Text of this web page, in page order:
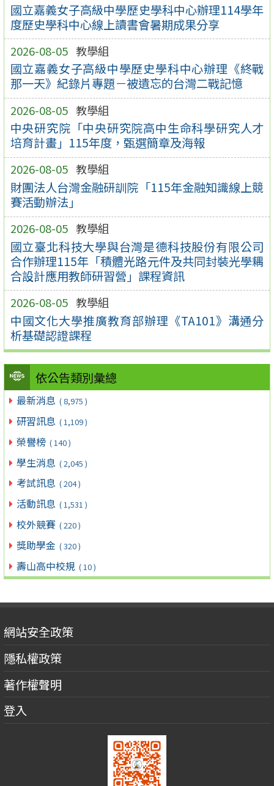
國立嘉義女子高級中學歷史學科中心辦理114學年
度歷史學科中心線上讀書會暑期成果分享
2026-08-05 教學組
國立嘉義女子高級中學歷史學科中心辦理《終戰
那一天》紀錄片專題－被遺忘的台灣二戰記憶
2026-08-05 教學組
中央研究院「中央研究院高中生命科學研究人才
培育計畫」115年度，甄選簡章及海報
2026-08-05 教學組
財團法人台灣金融研訓院「115年金融知識線上競
賽活動辦法」
2026-08-05 教學組
國立臺北科技大學與台灣是德科技股份有限公司
合作辦理115年「積體光路元件及共同封裝光學耦
合設計應用教師研習營」課程資訊
2026-08-05 教學組
中國文化大學推廣教育部辦理《TA101》溝通分
析基礎認證課程
依公告類別彙總
最新消息 ( 8,975 )
研習訊息 ( 1,109 )
榮譽榜 ( 140 )
學生消息 ( 2,045 )
考試訊息 ( 204 )
活動訊息 ( 1,531 )
校外競賽 ( 220 )
獎助學金 ( 320 )
壽山高中校規 ( 10 )
網站安全政策
隱私權政策
著作權聲明
登入